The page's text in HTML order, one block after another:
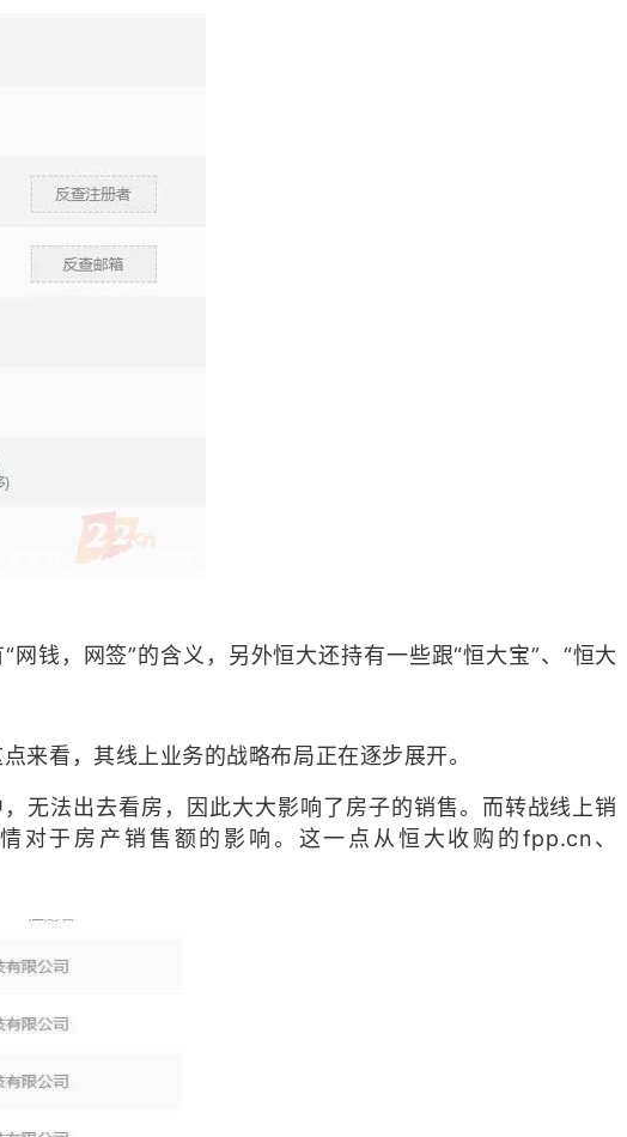
钱，网签”的含义，另外恒大还持有一些跟“恒大宝”、“恒大
来看，其线上业务的战略布局正在逐步展开。
无法出去看房，因此大大影响了房子的销售。而转战线上销
于房产销售额的影响。这一点从恒大收购的fpp.cn、